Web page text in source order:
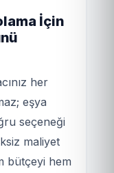
İçin
her
eşya
seçeneği
maliyet
bütçeyi hem